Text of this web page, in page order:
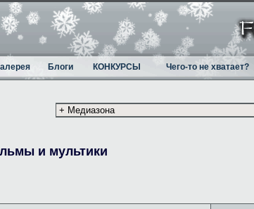
Блоги КОНКУРСЫ Чего-то не хватает?
и мультики